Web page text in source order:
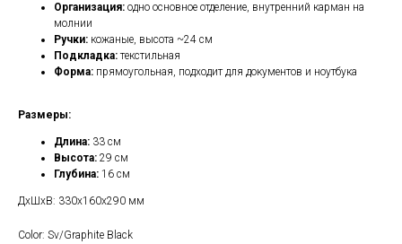
Организация: одно основное отделение, внутренний карман на
молнии
Ручки: кожаные, высота ~24 см
Подкладка: текстильная
Форма: прямоугольная, подходит для документов и ноутбука
Размеры:
Длина: 33 см
Высота: 29 см
Глубина: 16 см
ДxШxВ: 330x160x290 мм
Color: Sv/Graphite Black